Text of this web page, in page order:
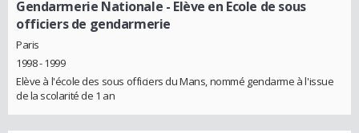
Gendarmerie Nationale - Elève en Ecole de sous
officiers de gendarmerie
Paris
1998 - 1999
Elève à l'école des sous officiers du Mans, nommé gendarme à l'issue
de la scolarité de 1 an